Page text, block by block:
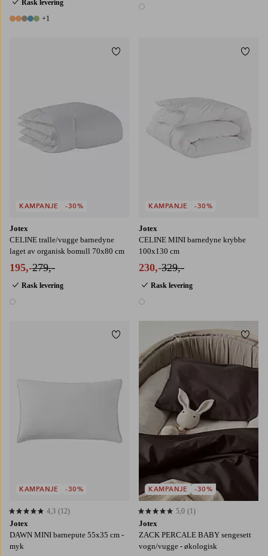
Rask levering
6 farger
+1
1 farge
Jotex
CELINE tralle/vugge barnedyne
laget av organisk bomull 70x80 cm
195,-279,-
Rask levering
1 farge
KAMPANJE -30%
Legg til favoritter
Jotex
CELINE MINI barnedyne krybbe
100x130 cm
230,-329,-
Rask levering
1 farge
KAMPANJE -30%
Jotex
DAWN MINI barnepute 55x35 cm -
myk
4,3 basert på 12 karaktergivninger
4,3 (12)
KAMPANJE -30%
Legg til favoritter
Jotex
ZACK PERCALE BABY sengesett
vogn/vugge - økologisk
5,0 basert på 1 karaktergivninger
5,0 (1)
KAMPANJE -30%